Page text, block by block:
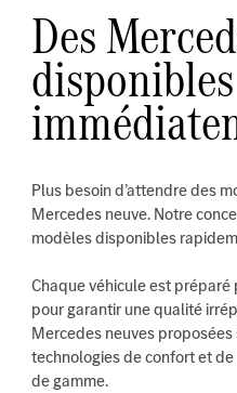
Des
disponibles
Plus besoin d’attendre des
Mercedes neuve. Notre
modèles disponibles
Chaque véhicule est
pour garantir une qualité
Mercedes neuves
technologies de confort et
de gamme.